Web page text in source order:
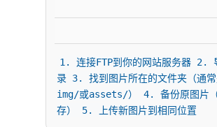
1. 连接FTP到你的网站服务器 2.
录 3. 找到图片所在的文件夹（通常
img/或assets/） 4. 备份原图片（
存） 5. 上传新图片到相同位置